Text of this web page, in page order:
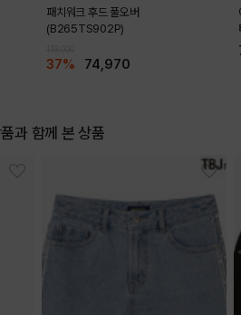
패치워크 후드 풀오버
(B265TS902P)
37% 74,970
과 함께 본 상품